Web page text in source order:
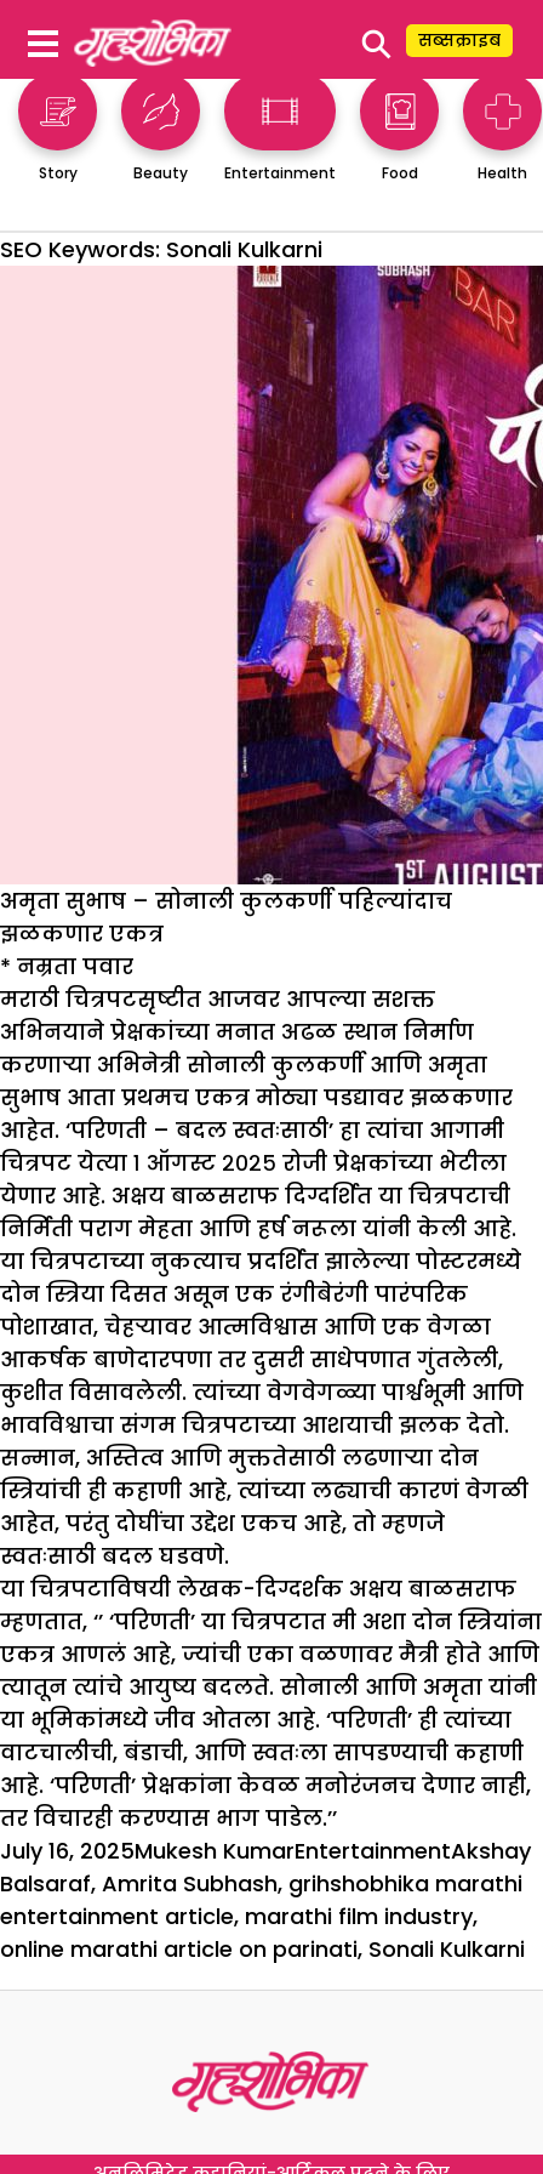
⚲ सब्सक्राइब
Story Beauty Entertainment Food Health
SEO Keywords: Sonali Kulkarni
अमृता सुभाष – सोनाली कुलकर्णी पहिल्यांदाच
झळकणार एकत्र
* नम्रता पवार
मराठी चित्रपटसृष्टीत आजवर आपल्या सशक्त
अभिनयाने प्रेक्षकांच्या मनात अढळ स्थान निर्माण
करणाऱ्या अभिनेत्री सोनाली कुलकर्णी आणि अमृता
सुभाष आता प्रथमच एकत्र मोठ्या पडद्यावर झळकणार
आहेत. ‘परिणती – बदल स्वतःसाठी’ हा त्यांचा आगामी
चित्रपट येत्या १ ऑगस्ट २०२५ रोजी प्रेक्षकांच्या भेटीला
येणार आहे. अक्षय बाळसराफ दिग्दर्शित या चित्रपटाची
निर्मिती पराग मेहता आणि हर्ष नरूला यांनी केली आहे.
या चित्रपटाच्या नुकत्याच प्रदर्शित झालेल्या पोस्टरमध्ये
दोन स्त्रिया दिसत असून एक रंगीबेरंगी पारंपरिक
पोशाखात, चेहऱ्यावर आत्मविश्वास आणि एक वेगळा
आकर्षक बाणेदारपणा तर दुसरी साधेपणात गुंतलेली,
कुशीत विसावलेली. त्यांच्या वेगवेगळ्या पार्श्वभूमी आणि
भावविश्वाचा संगम चित्रपटाच्या आशयाची झलक देतो.
सन्मान, अस्तित्व आणि मुक्ततेसाठी लढणाऱ्या दोन
स्त्रियांची ही कहाणी आहे, त्यांच्या लढ्याची कारणं वेगळी
आहेत, परंतु दोघींचा उद्देश एकच आहे, तो म्हणजे
स्वतःसाठी बदल घडवणे.
या चित्रपटाविषयी लेखक-दिग्दर्शक अक्षय बाळसराफ
म्हणतात, ‘’ ‘परिणती’ या चित्रपटात मी अशा दोन स्त्रियांना
एकत्र आणलं आहे, ज्यांची एका वळणावर मैत्री होते आणि
त्यातून त्यांचे आयुष्य बदलते. सोनाली आणि अमृता यांनी
या भूमिकांमध्ये जीव ओतला आहे. ‘परिणती’ ही त्यांच्या
वाटचालीची, बंडाची, आणि स्वतःला सापडण्याची कहाणी
आहे. ‘परिणती’ प्रेक्षकांना केवळ मनोरंजनच देणार नाही,
तर विचारही करण्यास भाग पाडेल.’’
Posted
on
July 16, 2025Author
Mukesh KumarCategories
EntertainmentTags
Akshay
Balsaraf, Amrita Subhash, grihshobhika marathi
entertainment article, marathi film industry,
online marathi article on parinati, Sonali Kulkarni